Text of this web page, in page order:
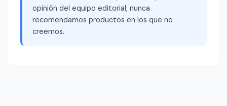
opinión del equipo editorial; nunca
recomendamos productos en los que no
creemos.